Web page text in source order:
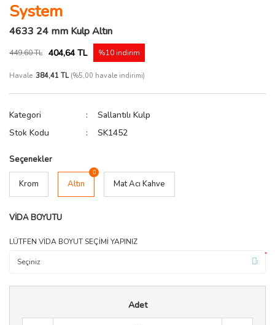
System
4633 24 mm Kulp Altın
449,60 TL 404,64 TL %10 indirim
Havale 384,41 TL(%5,00 havale indirimi)
Kategori
Sallantılı Kulp
Stok Kodu
SK1452
Seçenekler
Krom Altın Mat Acı Kahve
VİDA BOYUTU
LÜTFEN VİDA BOYUT SEÇİMİ YAPINIZ
*
Adet